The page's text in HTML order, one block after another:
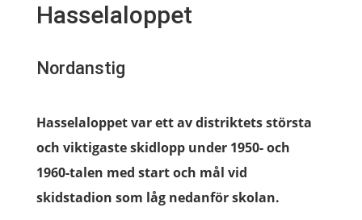
Hasselaloppet
Nordanstig
Hasselaloppet var ett av distriktets största
och viktigaste skidlopp under 1950- och
1960-talen med start och mål vid
skidstadion som låg nedanför skolan.